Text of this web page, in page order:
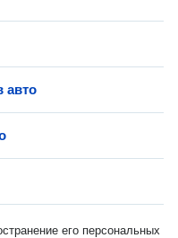
авто
его персональных